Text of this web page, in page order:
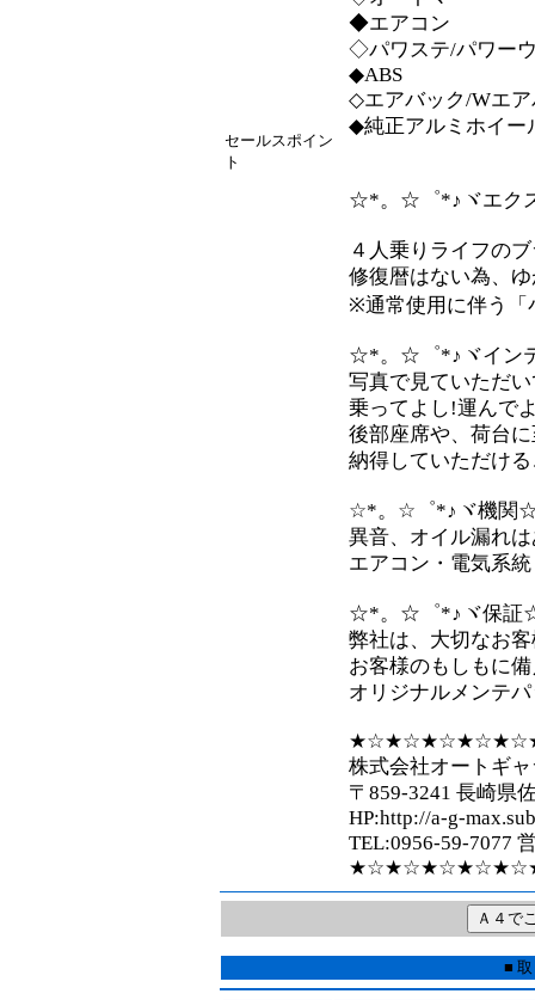
セールスポイン
ト
◆エアコン
◇パワステ/パワー
◆ABS
◇エアバック/Wエ
◆純正アルミホイー
☆*。☆゜*♪ヾエク
４人乗りライフの
修復暦はない為、
※通常使用に伴う「
☆*。☆゜*♪ヾイン
写真で見ていただ
乗ってよし!運んで
後部座席や、荷台
納得していただけ
☆*。☆゜*♪ヾ機関
異音、オイル漏れ
エアコン・電気系
☆*。☆゜*♪ヾ保証
弊社は、大切なお
お客様のもしもに
オリジナルメンテ
株式会社オートギ
〒859-3241 長崎県
HP:http://a-g-
TEL:0956-59-7077
■